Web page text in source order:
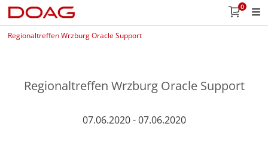
0
Regionaltreffen Wrzburg Oracle Support
Regionaltreffen Wrzburg Oracle Support
07.06.2020 - 07.06.2020